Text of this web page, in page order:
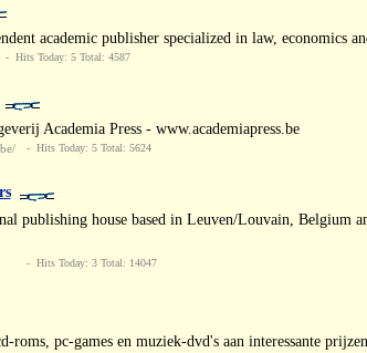
academic publisher specialized in law, economics
- Hits Today: 5 Total: 4587
Academia Press - www.academiapress.be
- Hits Today: 5 Total: 5624
publishing house based in Leuven/Louvain, Belgium
- Hits Today: 3 Total: 14047
roms, pc-games en muziek-dvd's aan interessante